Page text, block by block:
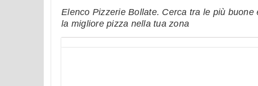
Elenco Pizzerie Bollate. Cerca tra le più
la migliore pizza nella tua zona